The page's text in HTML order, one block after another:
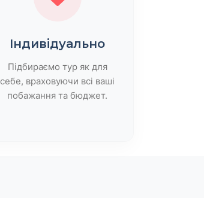
Індивідуально
Підбираємо тур як для
себе, враховуючи всі ваші
побажання та бюджет.